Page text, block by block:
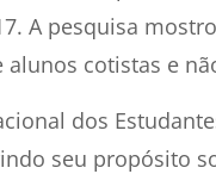
A pesquisa
cotistas e
dos
seu propósito